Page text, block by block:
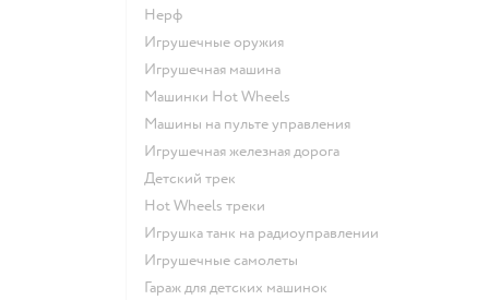
Нерф
Игрушечные оружия
Игрушечная машина
Машинки Hot Wheels
Машины на пульте управления
Игрушечная железная дорога
Детский трек
Hot Wheels треки
Игрушка танк на радиоуправлении
Игрушечные самолеты
Гараж для детских машинок